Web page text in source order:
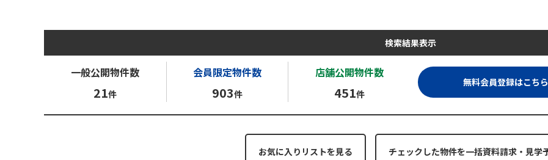
検索結果表示
一般公開物件数
21件
会員限定物件数
903件
店舗公開物件数
451件
無料会員登録はこちら
お気に入りリストを見る